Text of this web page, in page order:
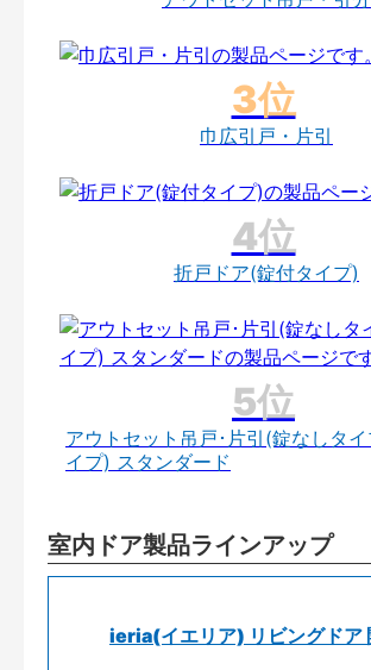
巾広引戸・片引
折戸ドア(錠付タイプ)
アウトセット吊戸･片引(錠なしタイ
イプ) スタンダード
室内ドア製品ラインアップ
ieria(イエリア) リビングドア